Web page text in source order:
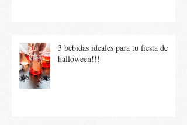
3 bebidas ideales para tu fiesta de
halloween!!!